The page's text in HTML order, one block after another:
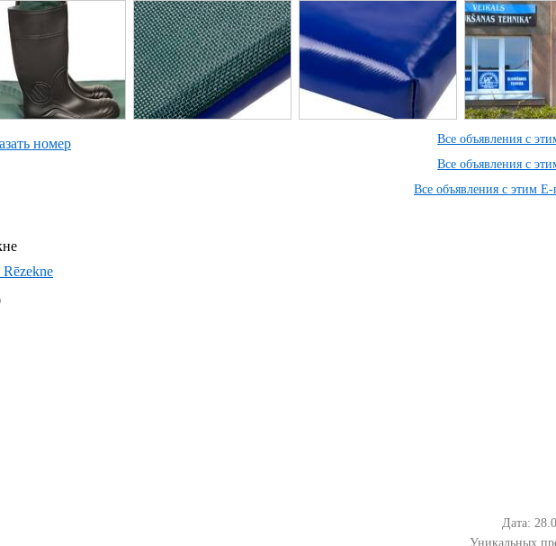
номер Все объявления с
Все объявления с
Все объявления с этим
Rēzekne
Дата:
Уникальных